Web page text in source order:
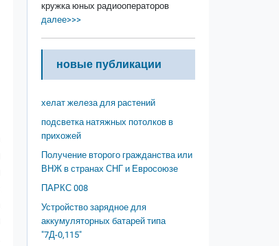
кружка юных радиооператоров
далее>>>
новые публикации
хелат железа для растений
подсветка натяжных потолков в
прихожей
Получение второго гражданства или
ВНЖ в странах СНГ и Евросоюзе
ПАРКС 008
Устройство зарядное для
аккумуляторных батарей типа
"7Д-0,115"